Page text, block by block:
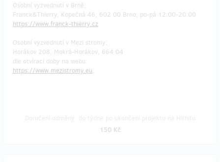
Osobní vyzvednutí v Brně:
Franck&Thierry, Kopečná 46, 602 00 Brno, po-pá 12:00-20:00
https://www.franck-thierry.cz
Osobní vyzvednutí v Mezi stromy:
Horákov 208, Mokrá-Horákov, 664 04
dle otvírací doby na webu:
https://www.mezistromy.eu
150 Kč